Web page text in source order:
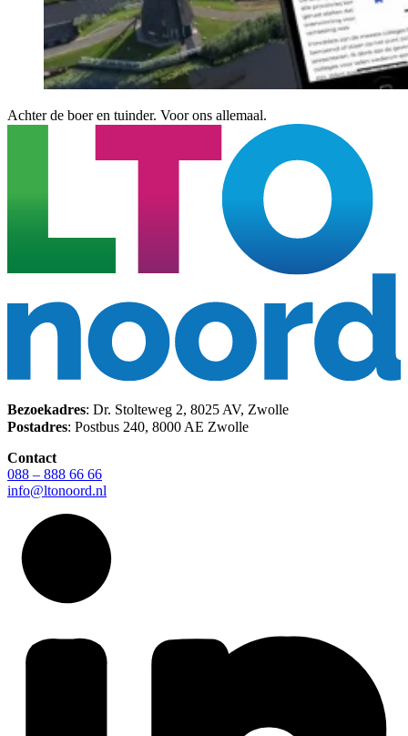
Achter de boer en tuinder. Voor ons allemaal.
Bezoekadres: Dr. Stolteweg 2, 8025 AV, Zwolle
Postadres: Postbus 240, 8000 AE Zwolle
Contact
088 – 888 66 66
info@ltonoord.nl